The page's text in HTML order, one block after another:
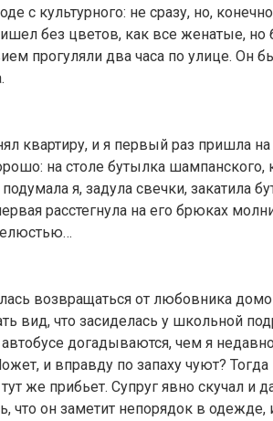
с культурного: не сразу, но,
без цветов, как все женатые,
прогуляли два часа по улице. Он
квартиру, и я первый раз пришла
на столе бутылка
я, задула свечки, закатила
расстегнула на его брюках
возвращаться от любовника
вид, что засиделась у школьной
догадываются, чем я
и вправду по запаху чуют?
же прибьет. Супруг явно скучал и
что он заметит непорядок в